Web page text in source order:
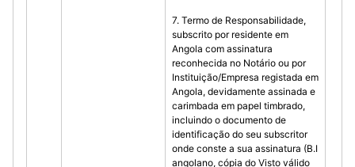
7. Termo de Responsabilidade,
subscrito por residente em
Angola com assinatura
reconhecida no Notário ou por
Instituição/Empresa registada em
Angola, devidamente assinada e
carimbada em papel timbrado,
incluindo o documento de
identificação do seu subscritor
onde conste a sua assinatura (B.I
angolano, cópia do Visto válido